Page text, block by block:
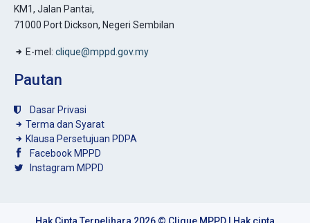
KM1, Jalan Pantai,
71000 Port Dickson, Negeri Sembilan
E-mel: clique@mppd.gov.my
Pautan
Dasar Privasi
Terma dan Syarat
Klausa Persetujuan PDPA
Facebook MPPD
Instagram MPPD